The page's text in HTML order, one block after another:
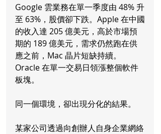
Google 雲業務在單一季度由 48% 升
至 63%，股價卻下跌。Apple 在中國
的收入達 205 億美元，高於市場預
期的 189 億美元，需求仍然跑在供
應之前，Mac 晶片短缺持續。
Oracle 在單一交易日領漲整個軟件
板塊。
同一個環境，卻出現分化的結果。
某家公司透過向創辦人自身企業網絡